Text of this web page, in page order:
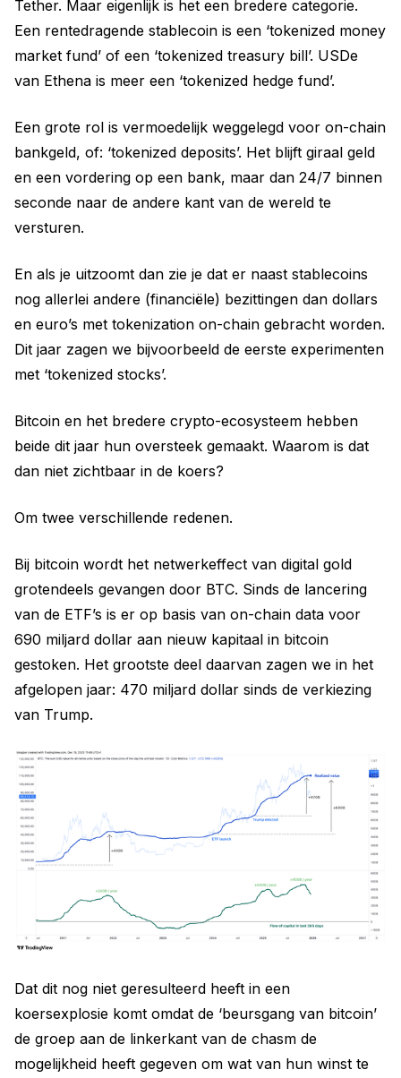
Tether. Maar eigenlijk is het een bredere categorie.
Een rentedragende stablecoin is een ‘tokenized money
market fund’ of een ‘tokenized treasury bill’. USDe
van Ethena is meer een ‘tokenized hedge fund’.
Een grote rol is vermoedelijk weggelegd voor on-chain
bankgeld, of: ‘tokenized deposits’. Het blijft giraal geld
en een vordering op een bank, maar dan 24/7 binnen
seconde naar de andere kant van de wereld te
versturen.
En als je uitzoomt dan zie je dat er naast stablecoins
nog allerlei andere (financiële) bezittingen dan dollars
en euro’s met tokenization on-chain gebracht worden.
Dit jaar zagen we bijvoorbeeld de eerste experimenten
met ‘tokenized stocks’.
Bitcoin en het bredere crypto-ecosysteem hebben
beide dit jaar hun oversteek gemaakt. Waarom is dat
dan niet zichtbaar in de koers?
Om twee verschillende redenen.
Bij bitcoin wordt het netwerkeffect van digital gold
grotendeels gevangen door BTC. Sinds de lancering
van de ETF’s is er op basis van on-chain data voor
690 miljard dollar aan nieuw kapitaal in bitcoin
gestoken. Het grootste deel daarvan zagen we in het
afgelopen jaar: 470 miljard dollar sinds de verkiezing
van Trump.
Dat dit nog niet geresulteerd heeft in een
koersexplosie komt omdat de ‘beursgang van bitcoin’
de groep aan de linkerkant van de chasm de
mogelijkheid heeft gegeven om wat van hun winst te